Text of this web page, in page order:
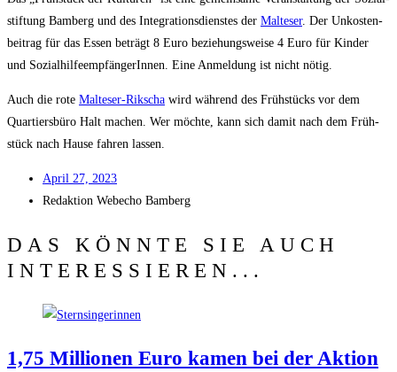
stif­tung Bam­berg und des Inte­gra­ti­ons­diens­tes der Mal­te­ser. Der Unkos­ten­
bei­trag für das Essen beträgt 8 Euro bezie­hungs­wei­se 4 Euro für Kin­der
und Sozi­al­hil­fe­emp­fän­ge­rIn­nen. Eine Anmel­dung ist nicht nötig.
Auch die rote Mal­te­ser-Rik­scha wird wäh­rend des Früh­stücks vor dem
Quar­tiers­bü­ro Halt machen. Wer möch­te, kann sich damit nach dem Früh­
stück nach Hau­se fah­ren lassen.
April 27, 2023
Redak­ti­on Web­echo Bamberg
DAS KÖNNTE SIE AUCH
INTERESSIEREN...
1,75 Mil­lio­nen Euro kamen bei der Akti­on